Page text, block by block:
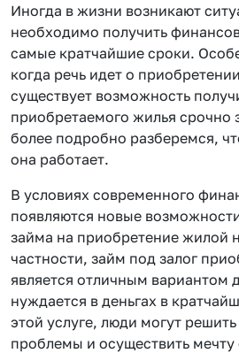
Иногда в жизни возникают
необходимо получить
самые кратчайшие сроки.
когда речь идет о
существует возможность
приобретаемого жилья срочно
более подробно разберемся,
она работает.
В условиях современного
появляются новые
займа на приобретение жилой
частности, займ под залог
является отличным вариантом
нуждается в деньгах в
этой услуге, люди могут
проблемы и осуществить